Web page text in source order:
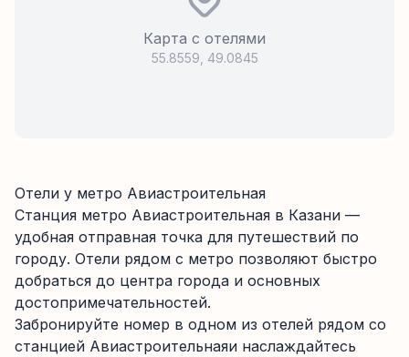
Карта с отелями
55.8559 49.0845
Отели у метро Авиастроительная
Станция метро Авиастроительная в Казани —
удобная отправная точка для путешествий по
городу. Отели рядом с метро позволяют быстро
добраться до центра города и основных
достопримечательностей.
Забронируйте номер в одном из отелей рядом со
станцией Авиастроительнаяи наслаждайтесь